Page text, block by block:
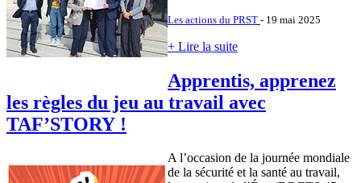
Les actions du PRST - 19 mai 2025
+ Lire la suite
Apprentis, apprenez
les règles du jeu au travail avec
TAF’STORY !
A l’occasion de la journée mondiale
de la sécurité et la santé au travail,